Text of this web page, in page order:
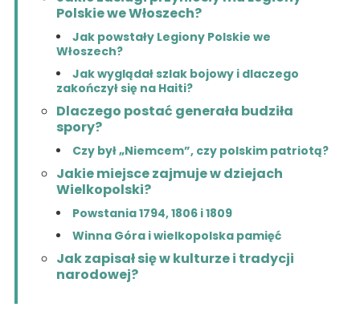
Polskie we Włoszech?
Jak powstały Legiony Polskie we
Włoszech?
Jak wyglądał szlak bojowy i dlaczego
zakończył się na Haiti?
Dlaczego postać generała budziła
spory?
Czy był „Niemcem”, czy polskim patriotą?
Jakie miejsce zajmuje w dziejach
Wielkopolski?
Powstania 1794, 1806 i 1809
Winna Góra i wielkopolska pamięć
Jak zapisał się w kulturze i tradycji
narodowej?